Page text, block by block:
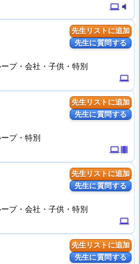
computer volume_mute
先生リストに追加
先生に質問する
computer
ープ・会社・子供・特別
先生リストに追加
先生に質問する
computertheaters
ープ・特別
先生リストに追加
先生に質問する
computer
ープ・会社・子供・特別
先生リストに追加
先生に質問する